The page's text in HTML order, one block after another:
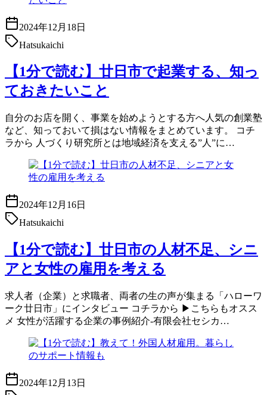
2024年12月18日
Hatsukaichi
【1分で読む】廿日市で起業する、知っ
ておきたいこと
自分のお店を開く、事業を始めようとする方へ人気の創業塾
など、知っておいて損はない情報をまとめています。 コチ
ラから 人づくり研究所とは地域経済を支える”人”に…
2024年12月16日
Hatsukaichi
【1分で読む】廿日市の人材不足、シニ
アと女性の雇用を考える
求人者（企業）と求職者、両者の生の声が集まる「ハローワ
ーク廿日市」にインタビュー コチラから ▶こちらもオスス
メ 女性が活躍する企業の事例紹介-有限会社セシカ…
2024年12月13日